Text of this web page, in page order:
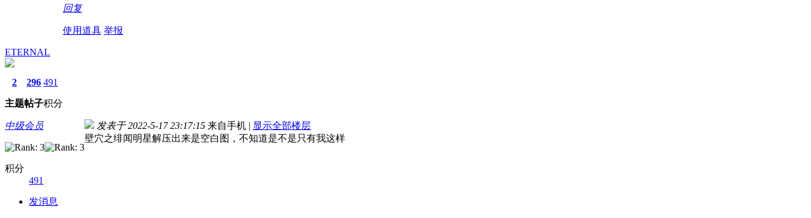
回复
使用道具 举报
ETERNAL
2
主题
296
帖子
491
积分
中级会员
积分
491
发消息
发表于 2022-5-17 23:17:15 来自手机 | 显示全部楼层
壁穴之绯闻明星解压出来是空白图，不知道是不是只有我这样